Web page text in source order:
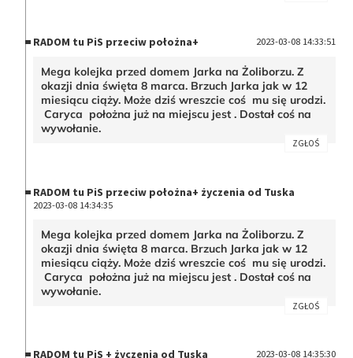
RADOM tu PiS przeciw położna+ 2023-03-08 14:33:51
Mega kolejka przed domem Jarka na Żoliborzu. Z
okazji dnia święta 8 marca. Brzuch Jarka jak w 12
miesiącu ciąży. Może dziś wreszcie coś mu się urodzi.
Caryca położna już na miejscu jest . Dostał coś na
wywołanie.
ZGŁOŚ
RADOM tu PiS przeciw położna+ życzenia od Tuska
2023-03-08 14:34:35
Mega kolejka przed domem Jarka na Żoliborzu. Z
okazji dnia święta 8 marca. Brzuch Jarka jak w 12
miesiącu ciąży. Może dziś wreszcie coś mu się urodzi.
Caryca położna już na miejscu jest . Dostał coś na
wywołanie.
ZGŁOŚ
RADOM tu PiS + życzenia od Tuska 2023-03-08 14:35:30